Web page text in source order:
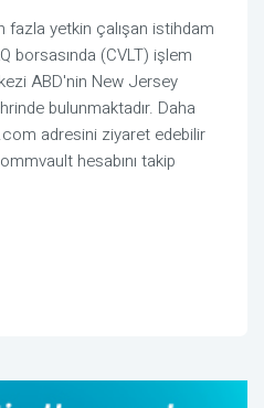
fazla yetkin çalışan istihdam
borsasında (CVLT) işlem
ABD'nin New Jersey
bulunmaktadır. Daha
adresini ziyaret edebilir
hesabını takip